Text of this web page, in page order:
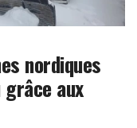
nordiques
aux